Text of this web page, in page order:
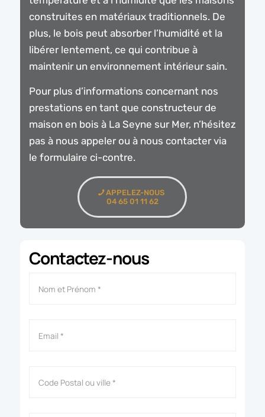
construites en matériaux traditionnels. De
plus, le bois peut absorber l’humidité et la
libérer lentement, ce qui contribue à
maintenir un environnement intérieur sain.
Pour plus d’informations concernant nos
prestations en tant que constructeur de
maison en bois à La Seyne sur Mer, n’hésitez
pas à nous appeler ou à nous contacter via
le formulaire ci-contre.
APPELEZ-NOUS
04 65 01 11 62
Contactez-nous